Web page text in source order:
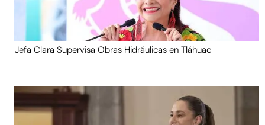
Jefa Clara Supervisa Obras Hidráulicas en Tláhuac